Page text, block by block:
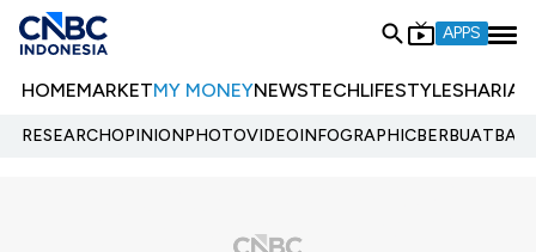
APPS
HOMEMARKETMY MONEYNEWSTECHLIFESTYLESHARIA
RESEARCHOPINIONPHOTOVIDEOINFOGRAPHIC